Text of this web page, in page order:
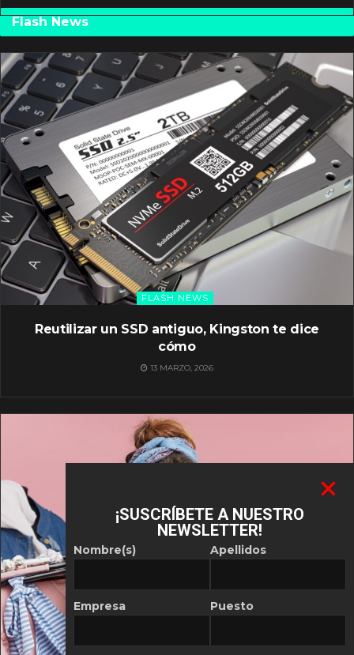
Flash News
FLASH NEWS
Reutilizar un SSD antiguo, Kingston te dice
cómo
13 MARZO, 2026
¡SUSCRÍBETE A NUESTRO
NEWSLETTER!
Nombre(s)
Empresa
Apellidos
Puesto